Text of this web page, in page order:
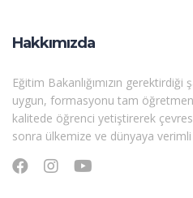
Hakkımızda
Eğitim Bakanlığımızın
uygun, formasyonu tam
kalitede öğrenci yetiştirerek
sonra ülkemize ve dünyaya